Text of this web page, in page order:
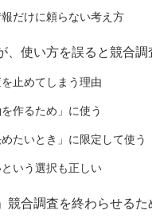
だけに頼らない考え方
、使い方を誤ると競合調
止めてしまう理由
作るため」に使う
たいとき」に限定して使う
いう選択も正しい
競合調査を終わらせる